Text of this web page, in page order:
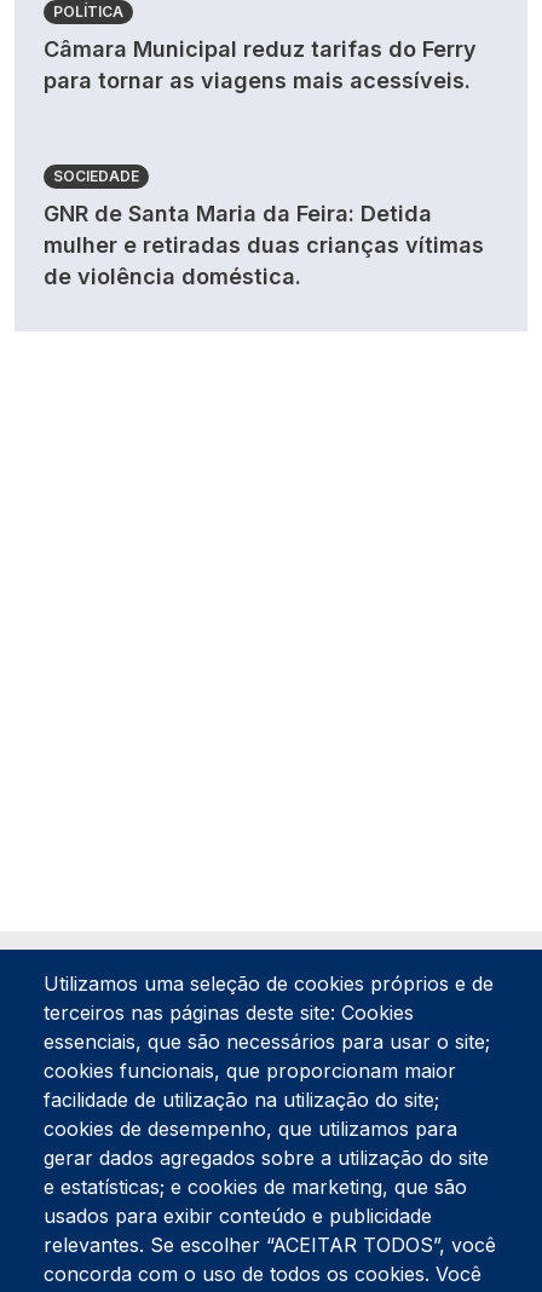
POLÍTICA
Câmara Municipal reduz tarifas do Ferry
para tornar as viagens mais acessíveis.
SOCIEDADE
GNR de Santa Maria da Feira: Detida
mulher e retiradas duas crianças vítimas
de violência doméstica.
Tel:234 390 100Fax:234 390 100
Endereço Postal
Apartado 42
Rua Gil Eanes 31
3834-908 Gafanha da Nazaré
Estúdios
Utilizamos uma seleção de cookies próprios e de
terceiros nas páginas deste site: Cookies
essenciais, que são necessários para usar o site;
cookies funcionais, que proporcionam maior
facilidade de utilização na utilização do site;
cookies de desempenho, que utilizamos para
gerar dados agregados sobre a utilização do site
e estatísticas; e cookies de marketing, que são
usados para exibir conteúdo e publicidade
relevantes. Se escolher “ACEITAR TODOS”, você
concorda com o uso de todos os cookies. Você